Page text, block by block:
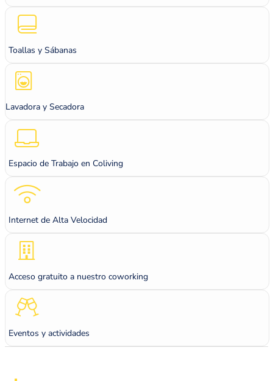
Toallas y Sábanas
Lavadora y Secadora
Espacio de Trabajo en Coliving
Internet de Alta Velocidad
Acceso gratuito a nuestro coworking
Eventos y actividades